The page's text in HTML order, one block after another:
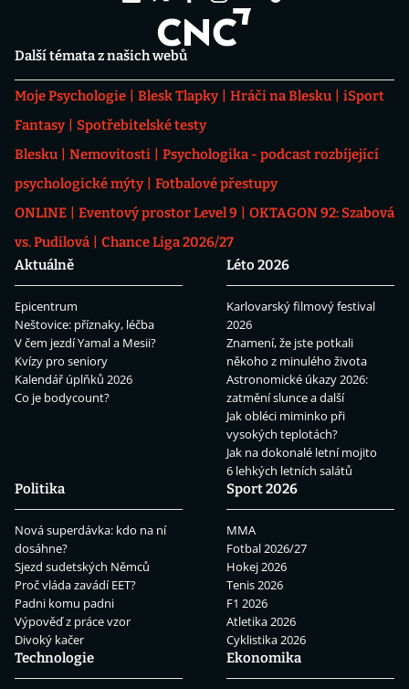
Další témata z našich webů
Moje Psychologie Blesk Tlapky Hráči na Blesku
iSport
Fantasy
Spotřebitelské testy
Blesku
Nemovitosti
Psychologika - podcast rozbíjející
psychologické mýty
Fotbalové přestupy
ONLINE
Eventový prostor Level 9
OKTAGON 92: Szabová
vs. Pudilová
Chance Liga 2026/27
Aktuálně
Epicentrum
Neštovice: příznaky, léčba
V čem jezdí Yamal a Mesii?
Kvízy pro seniory
Kalendář úplňků 2026
Co je bodycount?
Léto 2026
Karlovarský filmový festival
2026
Znamení, že jste potkali
někoho z minulého života
Astronomické úkazy 2026:
zatmění slunce a další
Jak obléci miminko při
vysokých teplotách?
Jak na dokonalé letní mojito
6 lehkých letních salátů
Politika
Nová superdávka: kdo na ní
dosáhne?
Sjezd sudetských Němců
Proč vláda zavádí EET?
Padni komu padni
Výpověď z práce vzor
Divoký kačer
Sport 2026
MMA
Fotbal 2026/27
Hokej 2026
Tenis 2026
F1 2026
Atletika 2026
Cyklistika 2026
Technologie
Ekonomika